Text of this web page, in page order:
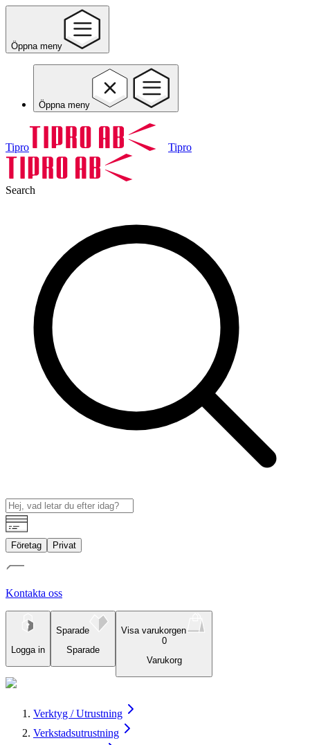
Öppna meny
Öppna meny
Tipro Tipro
Search
Företag Privat
Kontakta oss
Logga in
Sparade
Sparade
Visa varukorgen
0
Varukorg
Verktyg / Utrustning
Verkstadsutrustning